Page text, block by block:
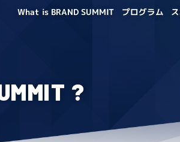
What is BRAND SUMMIT プログラム
?